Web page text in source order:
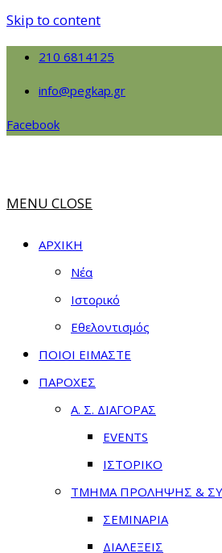
Skip to content
210 6814125
info@pegkap.gr
Facebook
MENU CLOSE
ΑΡΧΙΚΗ
Νέα
Ιστορικό
Εθελοντισμός
ΠΟΙΟΙ ΕΙΜΑΣΤΕ
ΠΑΡΟΧΕΣ
Α. Σ. ΔΙΑΓΟΡΑΣ
EVENTS
ΙΣΤΟΡΙΚΟ
ΤΜΗΜΑ ΠΡΟΛΗΨΗΣ &
ΣΕΜΙΝΑΡΙΑ
ΔΙΑΛΕΞΕΙΣ